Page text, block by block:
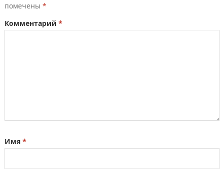
помечены *
Комментарий *
Имя *